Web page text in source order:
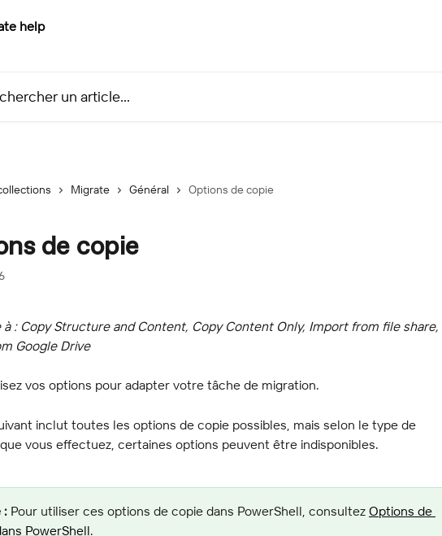
Migrate Général Options de copie
de copie
à : Copy Structure and Content, Copy Content Only, Import from file share,
Google Drive
vos options pour adapter votre tâche de migration.
inclut toutes les options de copie possibles, mais selon le type de
vous effectuez, certaines options peuvent être indisponibles.
: Pour utiliser ces options de copie dans PowerShell, consultez Options de
PowerShell.